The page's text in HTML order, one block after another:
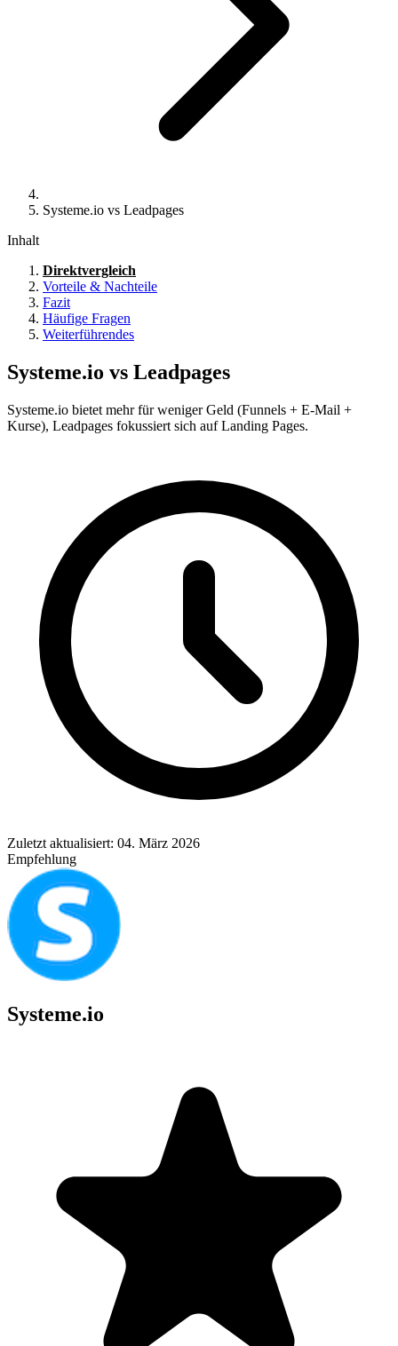
Systeme.io vs Leadpages
Inhalt
Direktvergleich
Vorteile & Nachteile
Fazit
Häufige Fragen
Weiterführendes
Systeme.io vs Leadpages
Systeme.io bietet mehr für weniger Geld (Funnels + E-Mail +
Kurse), Leadpages fokussiert sich auf Landing Pages.
Zuletzt aktualisiert: 04. März 2026
Empfehlung
Systeme.io